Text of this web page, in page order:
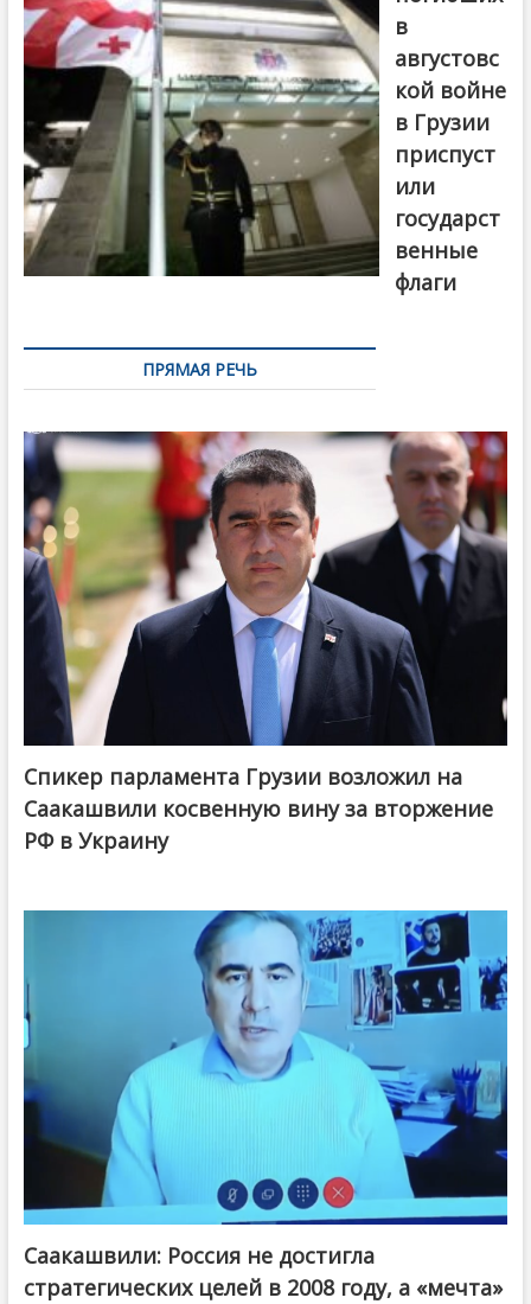
в
августовс
кой войне
в Грузии
приспуст
или
государст
венные
флаги
ПРЯМАЯ РЕЧЬ
Спикер парламента Грузии возложил на
Саакашвили косвенную вину за вторжение
РФ в Украину
Саакашвили: Россия не достигла
стратегических целей в 2008 году, а «мечта»